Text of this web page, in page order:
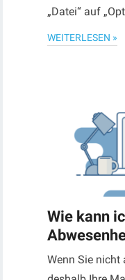
„Datei“ auf
WEITERLESEN »
Wie kann
Wenn Sie nicht